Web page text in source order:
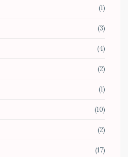
(1)
(3)
(4)
(2)
(1)
(10)
(2)
(17)